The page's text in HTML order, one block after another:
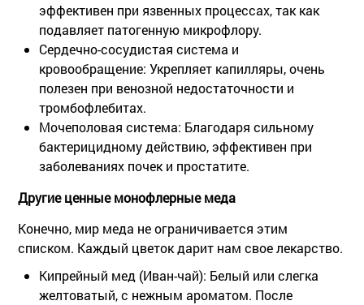
эффективен при язвенных процессах, так как
подавляет патогенную микрофлору.
Сердечно-сосудистая система и
кровообращение: Укрепляет капилляры, очень
полезен при венозной недостаточности и
тромбофлебитах.
Мочеполовая система: Благодаря сильному
бактерицидному действию, эффективен при
заболеваниях почек и простатите.
Другие ценные монофлерные меда
Конечно, мир меда не ограничивается этим
списком. Каждый цветок дарит нам свое лекарство.
Кипрейный мед (Иван-чай): Белый или слегка
желтоватый, с нежным ароматом. После